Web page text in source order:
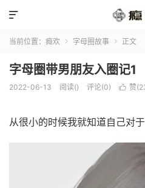

当前位置： 瘾欢  字母圈故事  正文
字母圈带男朋友入圈记1
2022-06-13 阅读() 评论(0)  赞(
从很小的时候我就知道自己对